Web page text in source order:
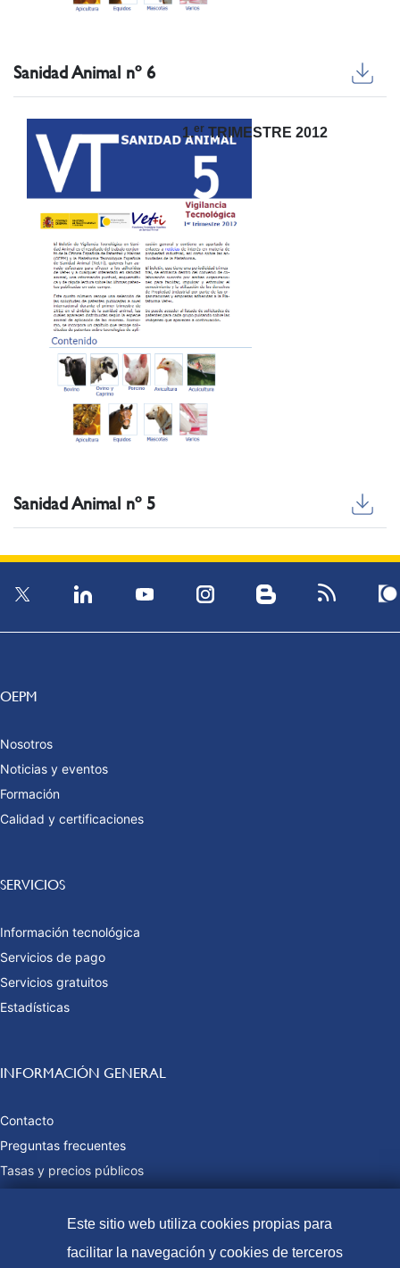
Sanidad Animal nº 6
1.erTRIMESTRE 2012
Sanidad Animal nº 5
OEPM
Nosotros
Noticias y eventos
Formación
Calidad y certificaciones
SERVICIOS
Información tecnológica
Servicios de pago
Servicios gratuitos
Estadísticas
INFORMACIÓN GENERAL
Contacto
Preguntas frecuentes
Tasas y precios públicos
Este sitio web utiliza cookies propias para
facilitar la navegación y cookies de terceros